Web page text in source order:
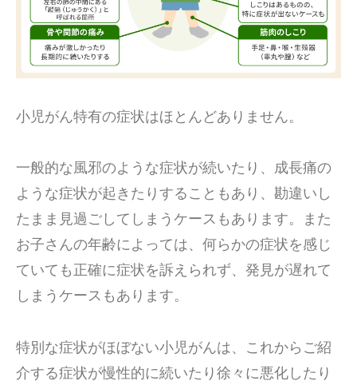
小児がん特有の症状はほとんどありません。
一般的な風邪のような症状が続いたり、成長痛の
ような症状が起きたりすることもあり、勘違いし
たまま見過ごしてしまうケースもあります。また
お子さんの年齢によっては、何らかの症状を感じ
ていても正確に症状を訴えられず、発見が遅れて
しまうケースもあります。
特別な症状がほぼない小児がんは、これからご紹
介する症状が慢性的に続いたり徐々に悪化したり